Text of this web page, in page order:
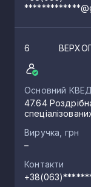
6
Основний КВЕД
47.64
Виручка, грн
–
Контакти